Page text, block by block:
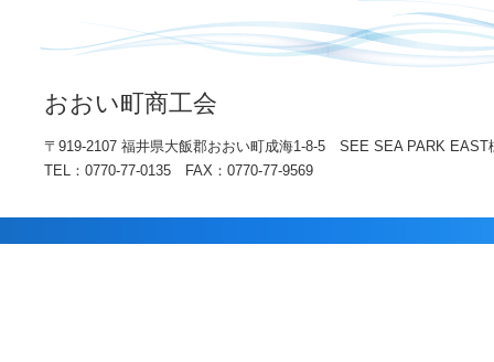
おおい町商工会
〒919-2107 福井県大飯郡おおい町成海1-8-5 SEE SEA PARK EAST
TEL：0770-77-0135 FAX：0770-77-9569